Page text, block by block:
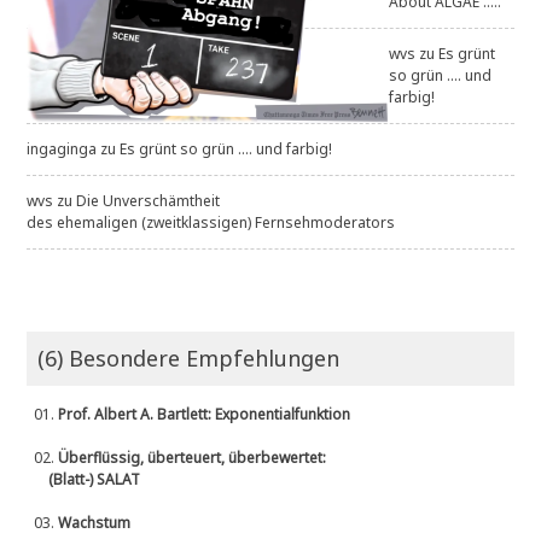
wvs zuEs grünt
so grün .... und
farbig!
ingaginga zuEs grünt so grün .... und farbig!
wvs zuDie Unverschämtheit
des ehemaligen (zweitklassigen) Fernsehmoderators
(6) Besondere Empfehlungen
01.Prof. Albert A. Bartlett: Exponentialfunktion
02.Überflüssig, überteuert, überbewertet:
(Blatt-) SALAT
03.Wachstum